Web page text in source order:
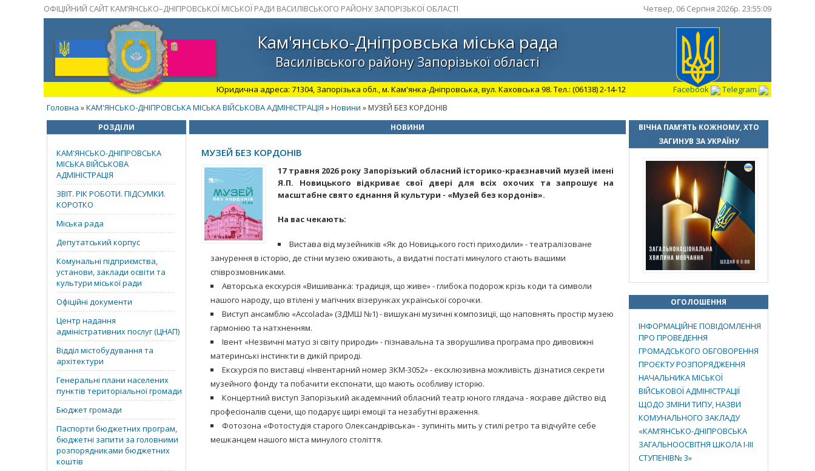
ОФІЦІЙНИЙ САЙТ КАМ’ЯНСЬКО–ДНІПРОВСЬКОЇ МІСЬКОЇ РАДИ ВАСИЛІВСЬКОГО РАЙОНУ ЗАПОРІЗЬКОЇ ОБЛАСТІ Четвер, 06 Серпня 2026р. 23:55:10
Кам'янсько-Дніпровська міська рада
Василівського району Запорізької області
Юридична адреса: 71304, Запорізька обл., м. Кам'янка-Дніпровська, вул. Каховська 98. Тел.: (06138) 2-14-12 Facebook
Telegram
Головна »КАМ'ЯНСЬКО-ДНІПРОВСЬКА МІСЬКА ВІЙСЬКОВА АДМІНІСТРАЦІЯ »Новини » МУЗЕЙ БЕЗ КОРДОНІВ
РОЗДІЛИ
КАМ'ЯНСЬКО-ДНІПРОВСЬКА
МІСЬКА ВІЙСЬКОВА
АДМІНІСТРАЦІЯ
ЗВІТ. РІК РОБОТИ. ПІДСУМКИ.
КОРОТКО
Міська рада
Депутатський корпус
Комунальні підприємства,
установи, заклади освіти та
культури міської ради
Офіційні документи
Центр надання
адміністративних послуг (ЦНАП)
Відділ містобудування та
архітектури
Генеральні плани населених
пунктів територіальної громади
Бюджет громади
Паспорти бюджетних програм,
бюджетні запити за головними
розпорядниками бюджетних
коштів
НОВИНИ
МУЗЕЙ БЕЗ КОРДОНІВ
17 травня 2026 року Запорізький обласний історико-краєзнавчий музей імені
Я.П. Новицького відкриває свої двері для всіх охочих та запрошує на
масштабне свято єднання й культури - «Музей без кордонів».
На вас чекають:
Вистава від музейників «Як до Новицького гості приходили» - театралізоване
занурення в історію, де стіни музею оживають, а видатні постаті минулого стають вашими
співрозмовниками.
Авторська екскурсія «Вишиванка: традиція, що живе» - глибока подорож крізь коди та символи
нашого народу, що втілені у магічних візерунках української сорочки.
Виступ ансамблю «Accolada» (ЗДМШ №1) - вишукані музичні композиції, що наповнять простір музею
гармонією та натхненням.
Івент «Незвичні матусі зі світу природи» - пізнавальна та зворушлива програма про дивовижні
материнські інстинкти в дикій природі.
Екскурсія по виставці «Інвентарний номер ЗКМ-3052» - ексклюзивна можливість дізнатися секрети
музейного фонду та побачити експонати, що мають особливу історію.
Концертний виступ Запорізький академічний обласний театр юного глядача - яскраве дійство від
професіоналів сцени, що подарує щирі емоції та незабутні враження.
Фотозона «Фотостудія старого Олександрівська» - зупиніть мить у стилі ретро та відчуйте себе
мешканцем нашого міста минулого століття.
ВІЧНА ПАМ’ЯТЬ КОЖНОМУ, ХТО
ЗАГИНУВ ЗА УКРАЇНУ
ОГОЛОШЕННЯ
ІНФОРМАЦІЙНЕ ПОВІДОМЛЕННЯ
ПРО ПРОВЕДЕННЯ
ГРОМАДСЬКОГО ОБГОВОРЕННЯ
ПРОЄКТУ РОЗПОРЯДЖЕННЯ
НАЧАЛЬНИКА МІСЬКОЇ
ВІЙСЬКОВОЇ АДМІНІСТРАЦІЇ
ЩОДО ЗМІНИ ТИПУ, НАЗВИ
КОМУНАЛЬНОГО ЗАКЛАДУ
«КАМ’ЯНСЬКО-ДНІПРОВСЬКА
ЗАГАЛЬНООСВІТНЯ ШКОЛА І-ІІІ
СТУПЕНІВ№ 3»